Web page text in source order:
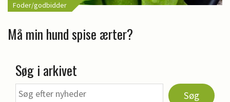
Foder/godbidder
Må min hund spise ærter?
Søg i arkivet
Søg